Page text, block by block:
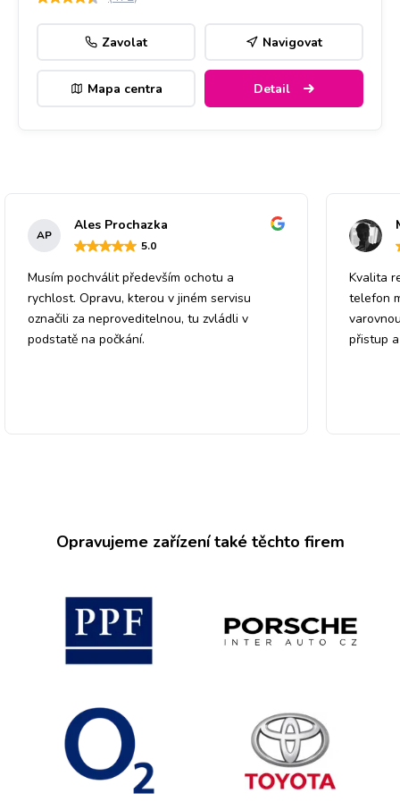
Zavolat Navigovat
Mapa centra Detail
AP
Ales Prochazka
5.0
Musím pochválit především ochotu a
rychlost. Opravu, kterou v jiném servisu
označili za neproveditelnou, tu zvládli v
podstatě na počkání.
Kvalita
telefon
přistup
Opravujeme zařízení také těchto firem